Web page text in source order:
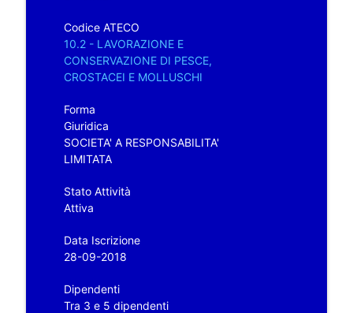
Codice ATECO
10.2 - LAVORAZIONE E
CONSERVAZIONE DI PESCE,
CROSTACEI E MOLLUSCHI
Forma
Giuridica
SOCIETA' A RESPONSABILITA'
LIMITATA
Stato Attività
Attiva
Data Iscrizione
28-09-2018
Dipendenti
Tra 3 e 5 dipendenti